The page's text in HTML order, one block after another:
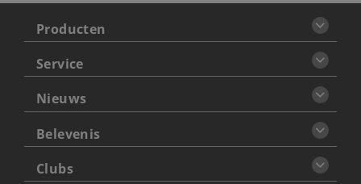
Producten
Service
Nieuws
Belevenis
Clubs